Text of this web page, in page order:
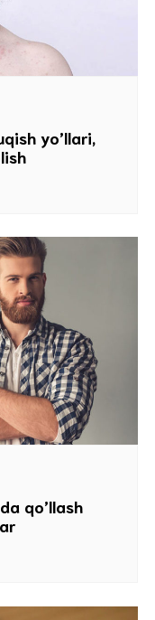
yo’llari,
qo’llash